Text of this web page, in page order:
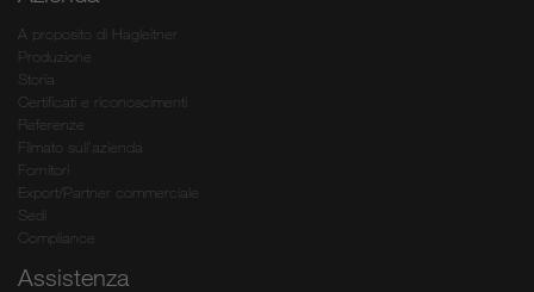
A proposito di Hagleitner
Produzione
Storia
Certificati e riconoscimenti
Referenze
Filmato sull’azienda
Fornitori
Export/Partner commerciale
Sedi
Compliance
Assistenza